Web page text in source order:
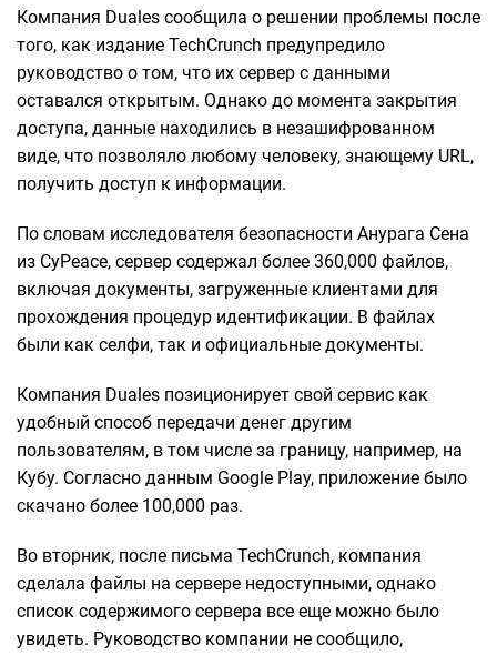
Компания Duales сообщила о решении проблемы после
того, как издание TechCrunch предупредило
руководство о том, что их сервер с данными
оставался открытым. Однако до момента закрытия
доступа, данные находились в незашифрованном
виде, что позволяло любому человеку, знающему URL,
получить доступ к информации.
По словам исследователя безопасности Анурага Сена
из CyPeace, сервер содержал более 360,000 файлов,
включая документы, загруженные клиентами для
прохождения процедур идентификации. В файлах
были как селфи, так и официальные документы.
Компания Duales позиционирует свой сервис как
удобный способ передачи денег другим
пользователям, в том числе за границу, например, на
Кубу. Согласно данным Google Play, приложение было
скачано более 100,000 раз.
Во вторник, после письма TechCrunch, компания
сделала файлы на сервере недоступными, однако
список содержимого сервера все еще можно было
увидеть. Руководство компании не сообщило,